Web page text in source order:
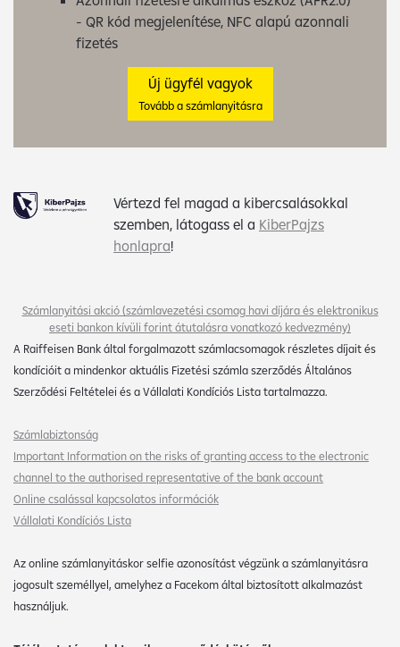
- QR kód megjelenítése, NFC alapú azonnali
fizetés
Új ügyfél vagyok
Tovább a számlanyitásra
Vértezd fel magad a kibercsalásokkal
szemben, látogass el a KiberPajzs
honlapra!
Számlanyitási akció (számlavezetési csomag havi díjára és elektronikus
eseti bankon kívüli forint átutalásra vonatkozó kedvezmény)
A Raiffeisen Bank által forgalmazott számlacsomagok részletes díjait és
kondícióit a mindenkor aktuális Fizetési számla szerződés Általános
Szerződési Feltételei és a Vállalati Kondíciós Lista tartalmazza.
Számlabiztonság
Important Information on the risks of granting access to the electronic
channel to the authorised representative of the bank account
Online csalással kapcsolatos információk
Vállalati Kondíciós Lista
Az online számlanyitáskor selfie azonosítást végzünk a számlanyitásra
jogosult személlyel, amelyhez a Facekom által biztosított alkalmazást
használjuk.